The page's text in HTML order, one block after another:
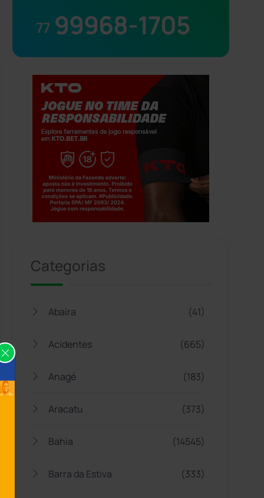
77 99968-1705
Categorias
Abaíra (41)
Acidentes (665)
Anagé (183)
Aracatu (373)
Bahia (14545)
Barra da Estiva (333)